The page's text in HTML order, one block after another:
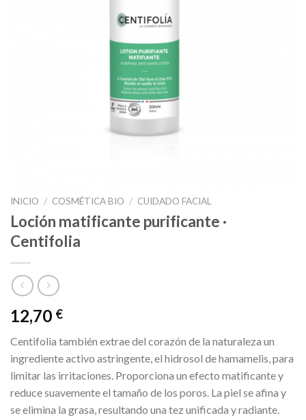
INICIO / COSMÉTICA BIO / CUIDADO FACIAL
Loción matificante purificante ·
Centifolia
12,70 €
Centifolia también extrae del corazón de la naturaleza un
ingrediente activo astringente, el hidrosol de hamamelis, para
limitar las irritaciones. Proporciona un efecto matificante y
reduce suavemente el tamaño de los poros. La piel se afina y
se elimina la grasa, resultando una tez unificada y radiante.